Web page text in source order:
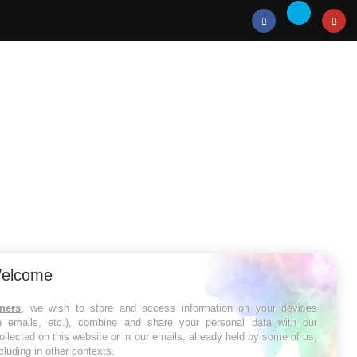
Facebook
Twitter
, we wish to store and access information on your devices
emails, etc.), combine and share your personal data with our
on this website or in our emails, already held by some of us,
in other contexts.